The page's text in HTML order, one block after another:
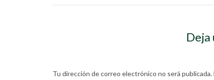
Deja
Tu dirección de correo electrónico no será